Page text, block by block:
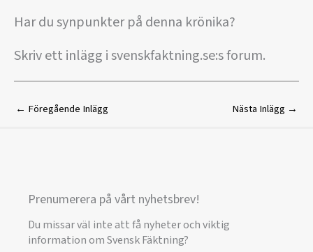
Har du synpunkter på denna krönika?
Skriv ett inlägg i svenskfaktning.se:s forum.
← Föregående Inlägg Nästa Inlägg →
Prenumerera på vårt nyhetsbrev!
Du missar väl inte att få nyheter och viktig
information om Svensk Fäktning?